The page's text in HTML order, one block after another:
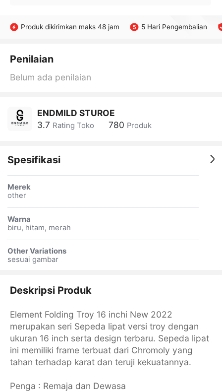
Produk dikirimkan maks 48 jam 5 Hari Pengembalian
Penilaian
Belum ada penilaian
ENDMILD STUROE
3.7 Rating Toko 780 Produk
Spesifikasi
Merek
other
Warna
biru, hitam, merah
Other Variations
sesuai gambar
Deskripsi Produk
Element Folding Troy 16 inchi New 2022
merupakan seri Sepeda lipat versi troy dengan
ukuran 16 inch serta design terbaru. Sepeda lipat
ini memiliki frame terbuat dari Chromoly yang
tahan terhadap karat dan teruji kekuatannya.
Penga : Remaja dan Dewasa